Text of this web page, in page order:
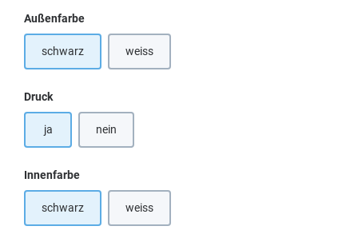
Außenfarbeauswählen
schwarz weiss(Diese Option ist zurzeit nicht verfügbar.)
Druckauswählen
ja nein
Innenfarbeauswählen
schwarz weiss(Diese Option ist zurzeit nicht verfügbar.)